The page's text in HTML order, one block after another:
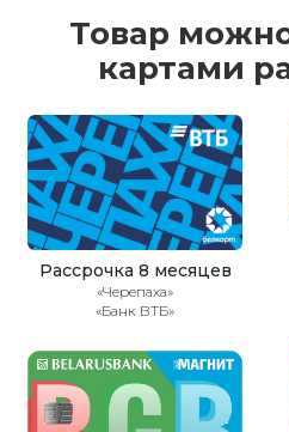
Товар
картами
Рассрочка 8 месяцев
«Черепаха»
«Банк ВТБ»